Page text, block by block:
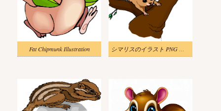
Fat Chipmunk Illustration シマリスのイラスト PNG イメージ